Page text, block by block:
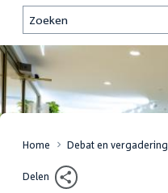
Zoeken
Home Debat en vergadering
Delen